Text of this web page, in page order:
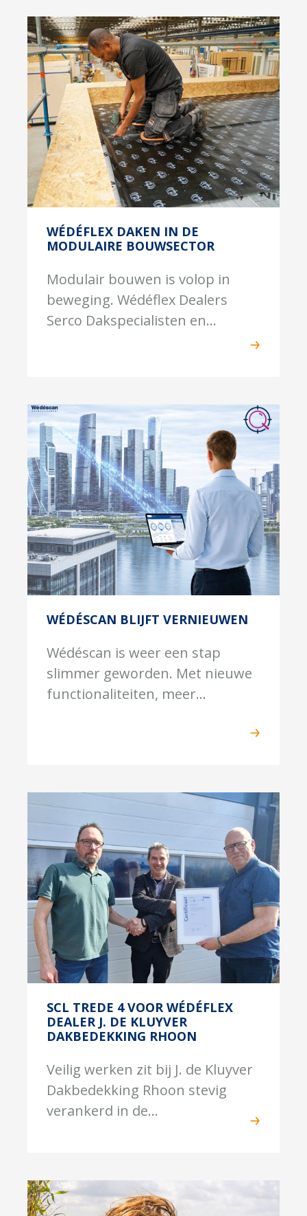
WÉDÉFLEX DAKEN IN DE
MODULAIRE BOUWSECTOR
Modulair bouwen is volop in
beweging. Wédéflex Dealers
Serco Dakspecialisten en...
WÉDÉSCAN BLIJFT VERNIEUWEN
Wédéscan is weer een stap
slimmer geworden. Met nieuwe
functionaliteiten, meer...
SCL TREDE 4 VOOR WÉDÉFLEX
DEALER J. DE KLUYVER
DAKBEDEKKING RHOON
Veilig werken zit bij J. de Kluyver
Dakbedekking Rhoon stevig
verankerd in de...